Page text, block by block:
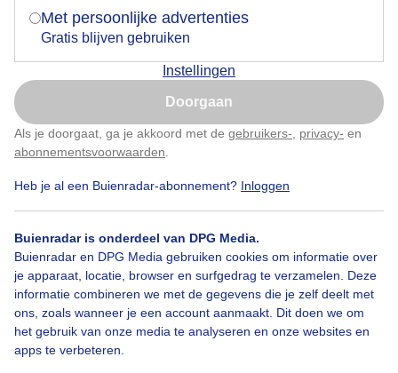
Met persoonlijke advertenties
Gratis blijven gebruiken
Instellingen
Doorgaan
Als je doorgaat, ga je akkoord met de gebruikers- privacy- en
abonnementsvoorwaarden
Heb je al een Buienradar-abonnement? Inloggen
Buienradar is onderdeel van DPG Media.
Buienradar en DPG Media gebruiken cookies om informatie over
je apparaat, locatie, browser en surfgedrag te verzamelen. Deze
informatie combineren we met de gegevens die je zelf deelt met
ons, zoals wanneer je een account aanmaakt. Dit doen we om
het gebruik van onze media te analyseren en onze websites en
apps te verbeteren.
Door: Marjon Adamidis - van Geldorp
Bekijk slideshow
Nu niet, misschien later
Klik hierom dit aan te passen